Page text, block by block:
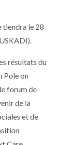
tiendra le 28
résultats du
Pole on
forum de
de la
et de